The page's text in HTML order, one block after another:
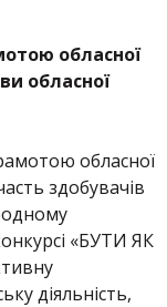
обласної
обласної
обласної
здобувачів
«БУТИ ЯК
діяльність,